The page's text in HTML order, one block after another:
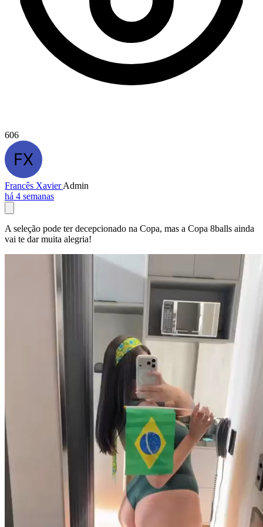
606
Francês XavierAdmin
há 4 semanas
A seleção pode ter decepcionado na Copa, mas a Copa 8balls ainda
vai te dar muita alegria!